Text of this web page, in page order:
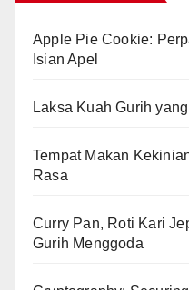
Apple Pie Cookie:
Isian Apel
Laksa Kuah Gurih
Tempat Makan
Rasa
Curry Pan, Roti Kari
Gurih Menggoda